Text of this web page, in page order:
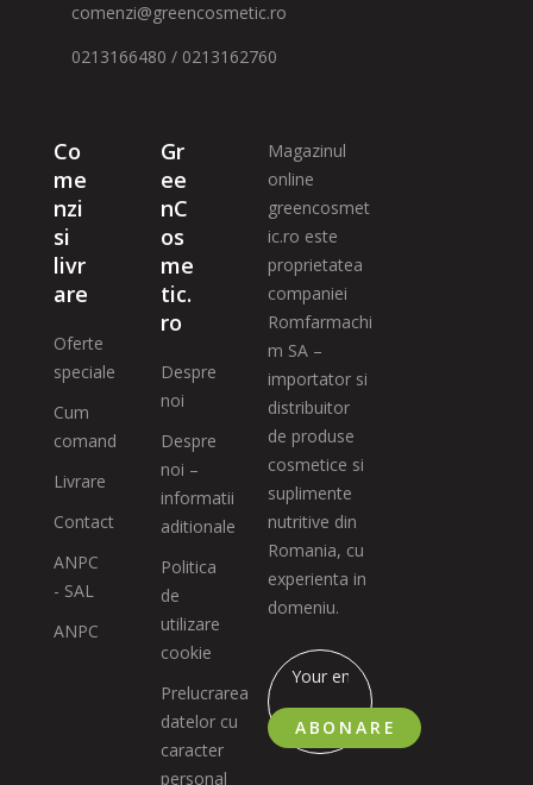
comenzi@greencosmetic.ro
0213166480 / 0213162760
Co
me
nzi
si
livr
are
Oferte
speciale
Cum
comand
Livrare
Contact
ANPC
- SAL
ANPC
Gr
ee
nC
os
me
tic.
ro
Despre
noi
Despre
noi –
informatii
aditionale
Politica
de
utilizare
cookie
Prelucrarea
datelor cu
caracter
personal
Magazinul
online
greencosmet
ic.ro este
proprietatea
companiei
Romfarmachi
m SA –
importator si
distribuitor
de produse
cosmetice si
suplimente
nutritive din
Romania, cu
experienta in
domeniu.
ABONARE